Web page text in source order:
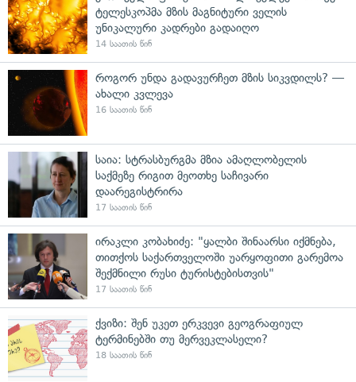
ტელესკოპმა მზის მაგნიტური ველის
უნიკალური კადრები გადაიღო
14 საათის წინ
როგორ უნდა გადავურჩეთ მზის სიკვდილს? —
ახალი კვლევა
16 საათის წინ
საია: სტრასბურგმა მზია ამაღლობელის
საქმეზე რიგით მეოთხე საჩივარი
დაარეგისტრირა
17 საათის წინ
ირაკლი კობახიძე: "ყალბი შინაარსი იქმნება,
თითქოს საქართველოში უარყოფითი გარემოა
შექმნილი რუსი ტურისტებისთვის"
17 საათის წინ
ქვიზი: შენ უკეთ ერკვევი გეოგრაფიულ
ტერმინებში თუ მერვეკლასელი?
18 საათის წინ